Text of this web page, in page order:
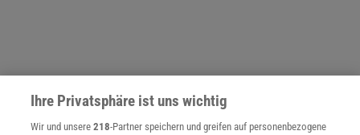
Ihre Privatsphäre ist uns wichtig
Wir und unsere218-Partner speichern und greifen auf personenbezogene